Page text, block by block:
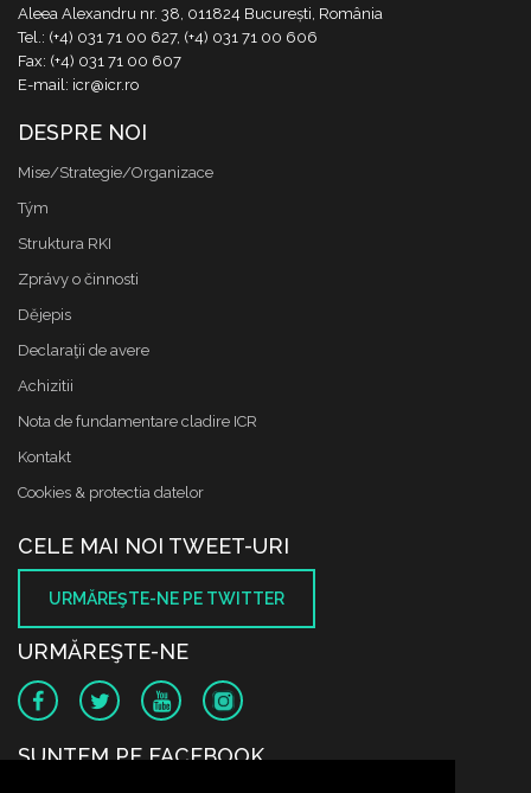
Aleea Alexandru nr. 38, 011824 București, România
Tel.: (+4) 031 71 00 627, (+4) 031 71 00 606
Fax: (+4) 031 71 00 607
E-mail: icr@icr.ro
DESPRE NOI
Mise/Strategie/Organizace
Tým
Struktura RKI
Zprávy o činnosti
Dějepis
Declaraţii de avere
Achizitii
Nota de fundamentare cladire ICR
Kontakt
Cookies & protectia datelor
CELE MAI NOI TWEET-URI
URMĂREŞTE-NE PE TWITTER
URMĂREŞTE-NE
SUNTEM PE FACEBOOK